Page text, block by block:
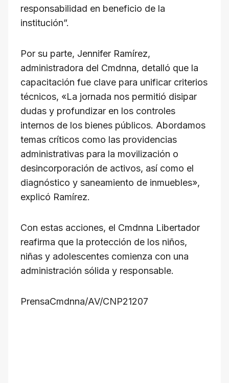
responsabilidad en beneficio de la
institución”.
Por su parte, Jennifer Ramírez,
administradora del Cmdnna, detalló que la
capacitación fue clave para unificar criterios
técnicos, «La jornada nos permitió disipar
dudas y profundizar en los controles
internos de los bienes públicos. Abordamos
temas críticos como las providencias
administrativas para la movilización o
desincorporación de activos, así como el
diagnóstico y saneamiento de inmuebles»,
explicó Ramírez.
Con estas acciones, el Cmdnna Libertador
reafirma que la protección de los niños,
niñas y adolescentes comienza con una
administración sólida y responsable.
PrensaCmdnna/AV/CNP21207